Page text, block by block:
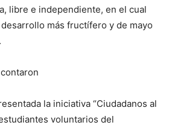
libre e independiente, en el cual
más fructífero y de mayo
la iniciativa “Ciudadanos al
voluntarios del